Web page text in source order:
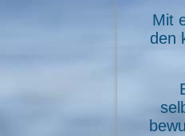
Mit
den